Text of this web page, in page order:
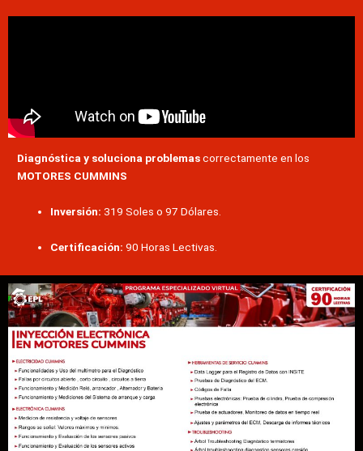
Diagnóstica y soluciona problemascorrectamente en los
MOTORES CUMMINS
Inversión: 319 Soles o 97 Dólares.
Certificación: 90 Horas Lectivas.